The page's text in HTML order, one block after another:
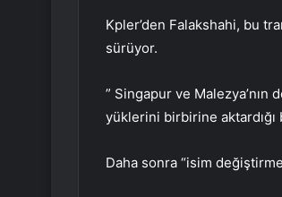
Kpler’den Falakshahi, bu
sürüyor.
” Singapur ve
yüklerini birbirine aktardığı
Daha sonra “isim